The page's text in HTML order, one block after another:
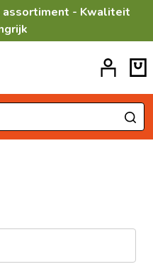
assortiment - Kwaliteit